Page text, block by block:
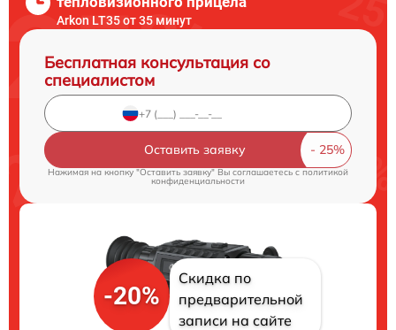
Arkon LT35 от 35 минут
Бесплатная консультация со
специалистом
Оставить заявку
Нажимая на кнопку "Оставить заявку" Вы соглашаетесь c политикой
конфиденциальности
-20%
Скидка по
предварительной
записи на сайте